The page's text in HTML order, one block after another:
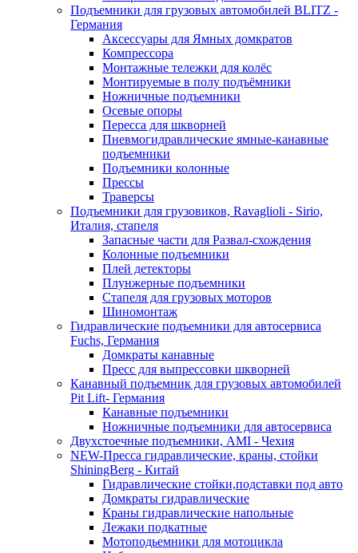
Подъемники для грузовых автомобилей BLITZ -
Германия
Аксессуары для Ямных домкратов
Компрессора
Монтажные тележки для колёс
Монтируемые в полу подъёмники
Ножничные подъемники
Осевые опоры
Пересса для шкворней
Пневмогидравлические ямные-канавные
подъемники
Подъемники колонные
Прессы
Траверсы
Подъемники для грузовиков, Ravaglioli - Sirio,
Италия, стапеля
Запасные части для Развал-схождения
Колонные подъемники
Плей детекторы
Плунжерные подъемники
Стапеля для грузовых моторов
Шиномонтаж
Гидравлические подъемники для автосервиса
Fuchs, Германия
Домкраты канавные
Пресс для выпрессовки шкворней
Канавный подъемник для грузовых автомобилей
Pit Lift- Германия
Канавные подъемники
Ножничные подъемники для автосервиса
Двухстоечные подъемники, АМІ - Чехия
NEW-Пресса гидравлические, краны, стойки
ShiningBerg - Китай
Гидравлические стойки,подставки под авто
Домкраты гидравлические
Краны гидравлические напольные
Лежаки подкатные
Мотоподьемники для мотоцикла